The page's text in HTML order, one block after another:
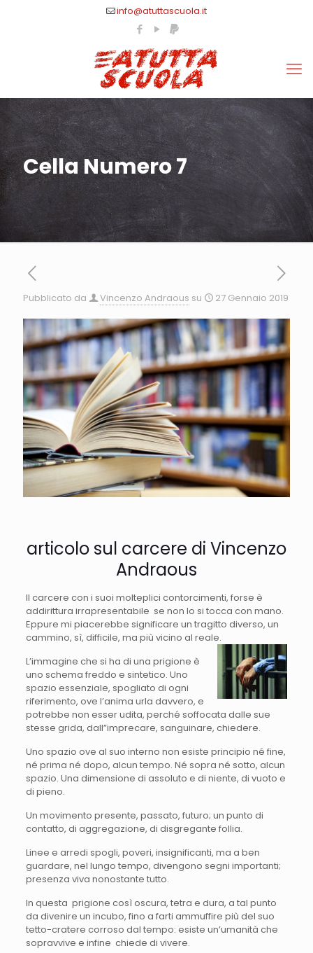
info@atuttascuola.it
Cella Numero 7
Pubblicato da Vincenzo Andraous su 27 Gennaio 2019
articolo sul carcere di Vincenzo
Andraous
Il carcere con i suoi molteplici contorcimenti, forse è
addirittura irrapresentabile se non lo si tocca con mano.
Eppure mi piacerebbe significare un tragitto diverso, un
cammino, sì, difficile, ma più vicino al reale.
L’immagine che si ha di una prigione è
uno schema freddo e sintetico. Uno
spazio essenziale, spogliato di ogni
riferimento, ove l’anima urla davvero, e
potrebbe non esser udita, perché soffocata dalle sue
stesse grida, dall”imprecare, sanguinare, chiedere.
Uno spazio ove al suo interno non esiste principio né fine,
né prima né dopo, alcun tempo. Né sopra né sotto, alcun
spazio. Una dimensione di assoluto e di niente, di vuoto e
di pieno.
Un movimento presente, passato, futuro; un punto di
contatto, di aggregazione, di disgregante follia.
Linee e arredi spogli, poveri, insignificanti, ma a ben
guardare, nel lungo tempo, divengono segni importanti;
presenza viva nonostante tutto.
In questa prigione così oscura, tetra e dura, a tal punto
da divenire un incubo, fino a farti ammuffire più del suo
tetto-cratere corroso dal tempo: esiste un’umanità che
sopravvive e infine chiede di vivere.